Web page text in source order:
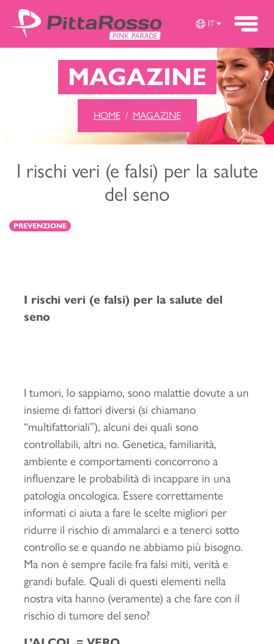
IT
MAGAZINE
HOME MAGAZINE
I rischi veri (e falsi) per la salute
del seno
PREVENZIONE
I rischi veri (e falsi) per la salute del
seno
I tumori, lo sappiamo, sono malattie dovute a un
insieme di fattori diversi (si chiamano
“multifattoriali”), alcuni dei quali sono
controllabili, altri no. Genetica, familiarità,
ambiente e comportamenti concorrono a
influenzare le probabilità di incappare in una
patologia oncologica. Essere correttamente
informati ci aiuta a fare le scelte migliori per
ridurre il rischio di ammalarci e a tenerci sotto
controllo se e quando ne abbiamo più bisogno.
Ma non è sempre facile fra falsi miti, verità e
grandi bufale. Quali di questi elementi nella
nostra vita hanno (veramente) a che fare con il
rischio di tumore del seno?